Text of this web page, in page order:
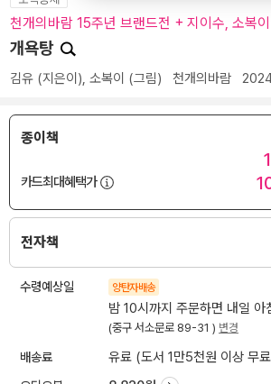
천개의바람 15주년 브랜드전 + 지이수, 소복
개욕탕
김유 (지은이), 소복이 (그림) 천개의바람
종이책
카드최대혜택가
전자책
수령예상일 양탄자배송
밤 10시까지 주문하면 내일 아
(중구 서소문로 89-31 ) 변경
배송료 유료 (도서 1만5천원 이상 무